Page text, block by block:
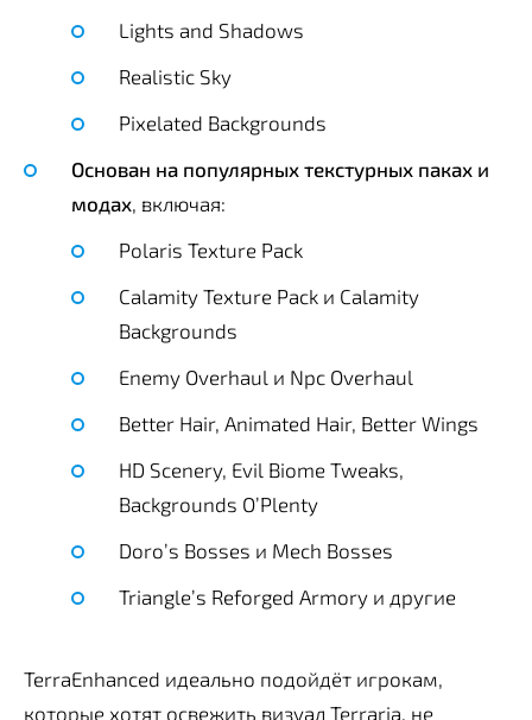
Lights and Shadows
Realistic Sky
Pixelated Backgrounds
Основан на популярных текстурных паках и
модах , включая:
Polaris Texture Pack
Calamity Texture Pack и Calamity
Backgrounds
Enemy Overhaul и Npc Overhaul
Better Hair, Animated Hair, Better Wings
HD Scenery, Evil Biome Tweaks,
Backgrounds O’Plenty
Doro’s Bosses и Mech Bosses
Triangle’s Reforged Armory и другие
TerraEnhanced идеально подойдёт игрокам,
которые хотят освежить визуал Terraria, не